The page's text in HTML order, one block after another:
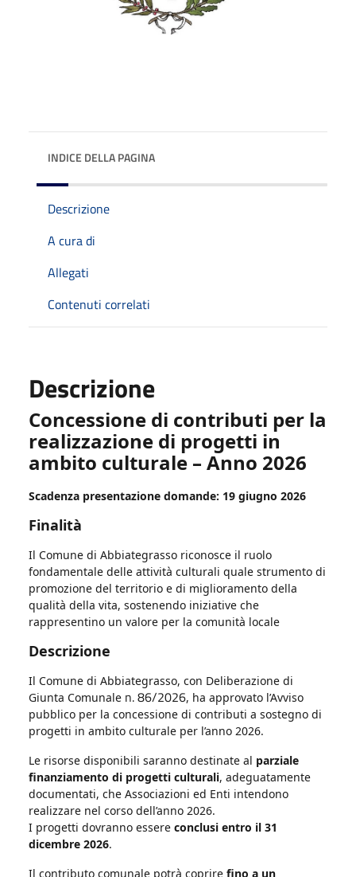
INDICE DELLA PAGINA
Descrizione
A cura di
Allegati
Contenuti correlati
Descrizione
Concessione di contributi per la
realizzazione di progetti in
ambito culturale – Anno 2026
Scadenza presentazione domande: 19 giugno 2026
Finalità
Il Comune di Abbiategrasso riconosce il ruolo
fondamentale delle attività culturali quale strumento di
promozione del territorio e di miglioramento della
qualità della vita, sostenendo iniziative che
rappresentino un valore per la comunità locale
Descrizione
Il Comune di Abbiategrasso, con Deliberazione di
Giunta Comunale n. 86/2026, ha approvato l’Avviso
pubblico per la concessione di contributi a sostegno di
progetti in ambito culturale per l’anno 2026.
Le risorse disponibili saranno destinate al parziale
finanziamento di progetti culturali, adeguatamente
documentati, che Associazioni ed Enti intendono
realizzare nel corso dell’anno 2026.
I progetti dovranno essere conclusi entro il 31
dicembre 2026.
Il contributo comunale potrà coprire fino a un